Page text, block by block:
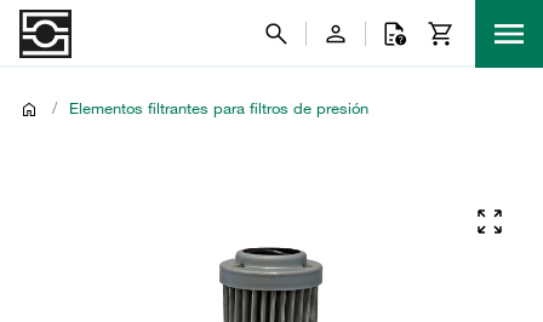
/ Elementos filtrantes para filtros de presión